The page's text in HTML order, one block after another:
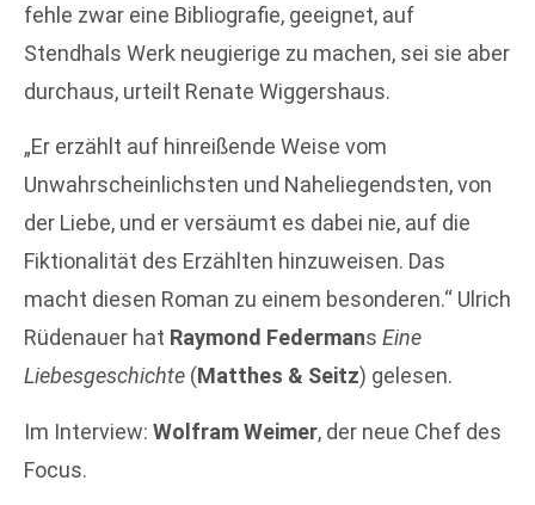
fehle zwar eine Bibliografie, geeignet, auf
Stendhals Werk neugierige zu machen, sei sie aber
durchaus, urteilt Renate Wiggershaus.
„Er erzählt auf hinreißende Weise vom
Unwahrscheinlichsten und Naheliegendsten, von
der Liebe, und er versäumt es dabei nie, auf die
Fiktionalität des Erzählten hinzuweisen. Das
macht diesen Roman zu einem besonderen.“ Ulrich
Rüdenauer hat Raymond Federmans Eine
Liebesgeschichte (Matthes & Seitz) gelesen.
Im Interview: Wolfram Weimer, der neue Chef des
Focus.